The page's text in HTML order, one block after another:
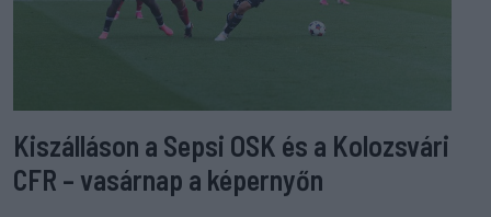
Kiszálláson a Sepsi OSK és a Kolozsvári
CFR – vasárnap a képernyőn